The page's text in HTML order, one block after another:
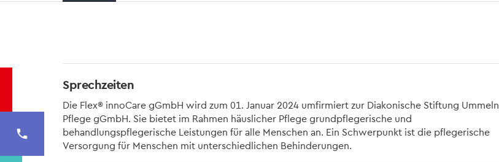
Sprechzeiten
Die Flex® innoCare gGmbH wird zum 01. Januar 2024 umfirmiert zur Diakonische Stiftung Ummeln
Pflege gGmbH. Sie bietet im Rahmen häuslicher Pflege grundpflegerische und
behandlungspflegerische Leistungen für alle Menschen an. Ein Schwerpunkt ist die pflegerische
Versorgung für Menschen mit unterschiedlichen Behinderungen.
local_phone